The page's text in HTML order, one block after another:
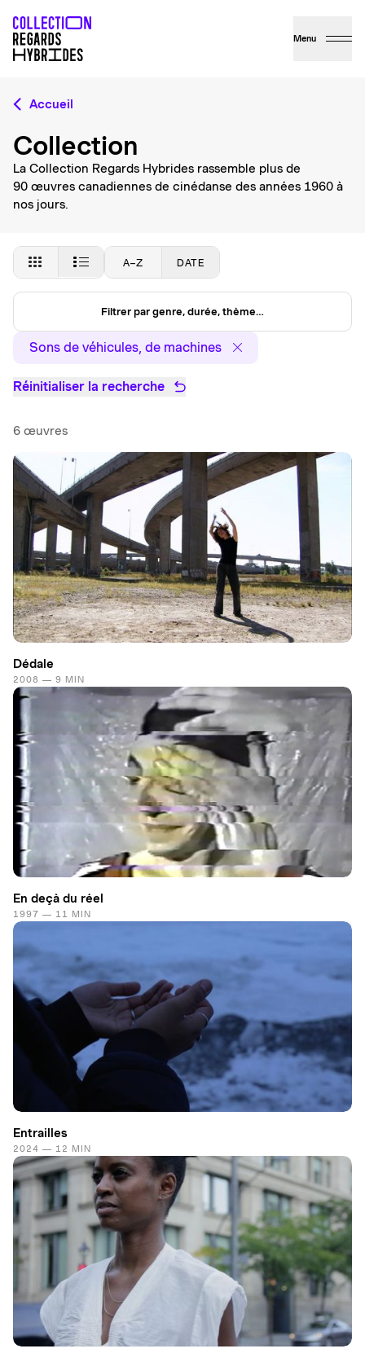
Menu
Accueil
Collection
La Collection Regards Hybrides rassemble plus de
90 œuvres canadiennes de cinédanse des années 1960 à
nos jours.
A–Z DATE
Filtrer par genre, durée, thème…
Sons de véhicules, de machines
Réinitialiser la recherche
6 œuvres
Dédale
2008 — 9 MIN
En deçà du réel
1997 — 11 MIN
Entrailles
2024 — 12 MIN